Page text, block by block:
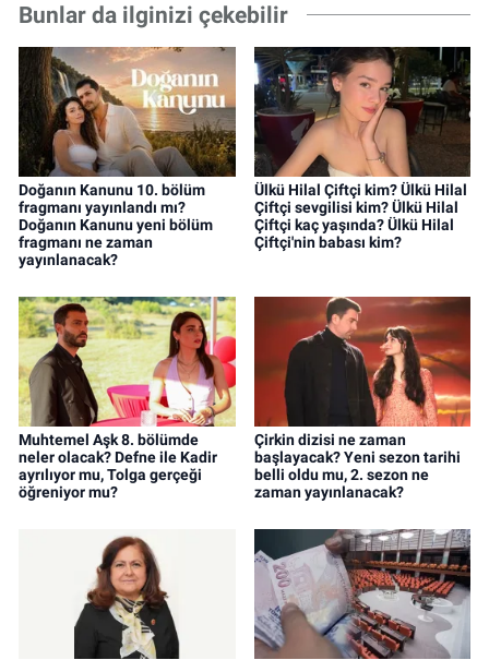
Bunlar da ilginizi çekebilir
Doğanın Kanunu 10. bölüm
fragmanı yayınlandı mı?
Doğanın Kanunu yeni bölüm
fragmanı ne zaman
yayınlanacak?
Ülkü Hilal Çiftçi kim? Ülkü Hilal
Çiftçi sevgilisi kim? Ülkü Hilal
Çiftçi kaç yaşında? Ülkü Hilal
Çiftçi'nin babası kim?
Muhtemel Aşk 8. bölümde
neler olacak? Defne ile Kadir
ayrılıyor mu, Tolga gerçeği
öğreniyor mu?
Çirkin dizisi ne zaman
başlayacak? Yeni sezon tarihi
belli oldu mu, 2. sezon ne
zaman yayınlanacak?